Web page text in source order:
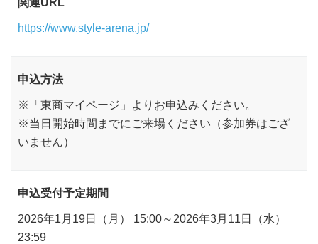
関連URL
https://www.style-arena.jp/
申込方法
※「東商マイページ」よりお申込みください。
※当日開始時間までにご来場ください（参加券はござ
いません）
申込受付予定期間
2026年1月19日（月） 15:00～2026年3月11日（水）
23:59